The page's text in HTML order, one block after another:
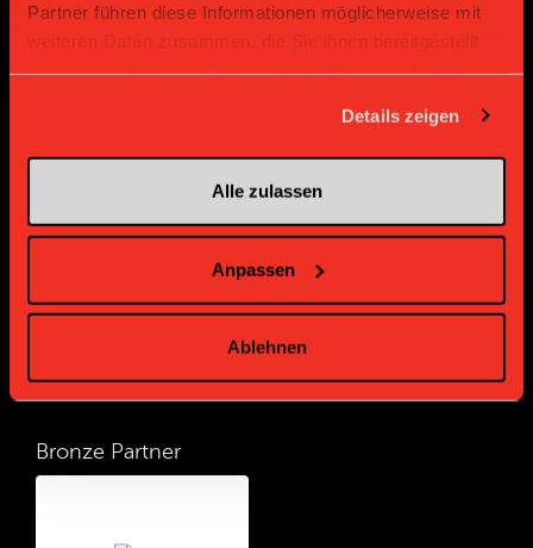
Partner führen diese Informationen möglicherweise mit
weiteren Daten zusammen, die Sie ihnen bereitgestellt
Details zeigen
Alle zulassen
Anpassen
Ablehnen
Gold Partner
Bronze Partner